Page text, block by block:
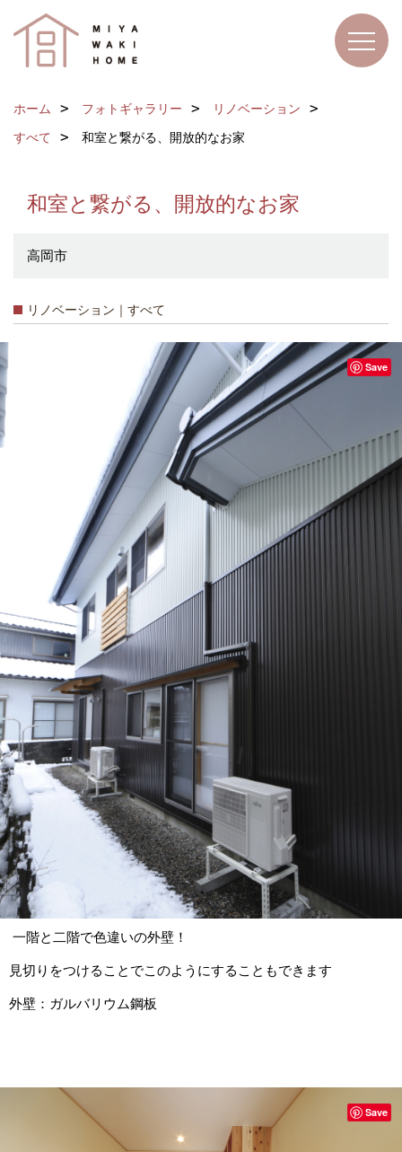
ホーム フォトギャラリー
リノベーション
すべて
和室と繋がる、開放的なお家
和室と繋がる、開放的なお家
高岡市
リノベーション｜すべて
一階と二階で色違いの外壁！
見切りをつけることでこのようにすることもできます
外壁：ガルバリウム鋼板
Save
Save